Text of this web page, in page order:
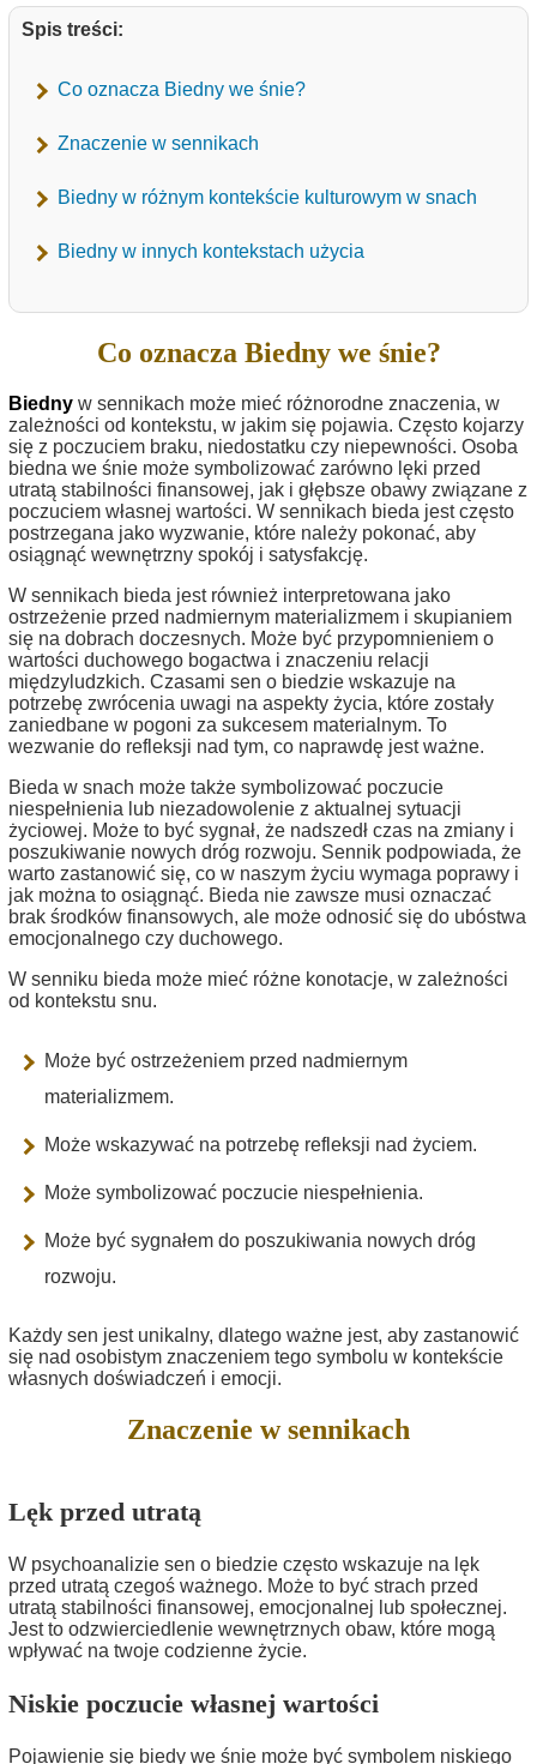
Spis treści:
Co oznacza Biedny we śnie?
Znaczenie w sennikach
Biedny w różnym kontekście kulturowym w snach
Biedny w innych kontekstach użycia
Co oznacza Biedny we śnie?
Biedny w sennikach może mieć różnorodne znaczenia, w
zależności od kontekstu, w jakim się pojawia. Często kojarzy
się z poczuciem braku, niedostatku czy niepewności. Osoba
biedna we śnie może symbolizować zarówno lęki przed
utratą stabilności finansowej, jak i głębsze obawy związane z
poczuciem własnej wartości. W sennikach bieda jest często
postrzegana jako wyzwanie, które należy pokonać, aby
osiągnąć wewnętrzny spokój i satysfakcję.
W sennikach bieda jest również interpretowana jako
ostrzeżenie przed nadmiernym materializmem i skupianiem
się na dobrach doczesnych. Może być przypomnieniem o
wartości duchowego bogactwa i znaczeniu relacji
międzyludzkich. Czasami sen o biedzie wskazuje na
potrzebę zwrócenia uwagi na aspekty życia, które zostały
zaniedbane w pogoni za sukcesem materialnym. To
wezwanie do refleksji nad tym, co naprawdę jest ważne.
Bieda w snach może także symbolizować poczucie
niespełnienia lub niezadowolenie z aktualnej sytuacji
życiowej. Może to być sygnał, że nadszedł czas na zmiany i
poszukiwanie nowych dróg rozwoju. Sennik podpowiada, że
warto zastanowić się, co w naszym życiu wymaga poprawy i
jak można to osiągnąć. Bieda nie zawsze musi oznaczać
brak środków finansowych, ale może odnosić się do ubóstwa
emocjonalnego czy duchowego.
W senniku bieda może mieć różne konotacje, w zależności
od kontekstu snu.
Może być ostrzeżeniem przed nadmiernym
materializmem.
Może wskazywać na potrzebę refleksji nad życiem.
Może symbolizować poczucie niespełnienia.
Może być sygnałem do poszukiwania nowych dróg
rozwoju.
Każdy sen jest unikalny, dlatego ważne jest, aby zastanowić
się nad osobistym znaczeniem tego symbolu w kontekście
własnych doświadczeń i emocji.
Znaczenie w sennikach
Lęk przed utratą
W psychoanalizie sen o biedzie często wskazuje na lęk
przed utratą czegoś ważnego. Może to być strach przed
utratą stabilności finansowej, emocjonalnej lub społecznej.
Jest to odzwierciedlenie wewnętrznych obaw, które mogą
wpływać na twoje codzienne życie.
Niskie poczucie własnej wartości
Pojawienie się biedy we śnie może być symbolem niskiego